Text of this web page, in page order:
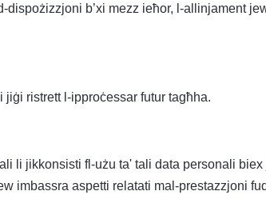
b’xi mezz ieħor, l-allinjament
jiġi ristrett l-ipproċessar futur tagħha.
li jikkonsisti fl-użu ta' tali data personali
imbassra aspetti relatati mal-prestazzjoni